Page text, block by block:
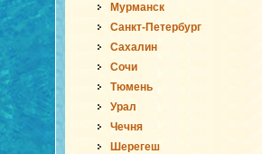
Мурманск
Санкт-Петербург
Сахалин
Сочи
Тюмень
Урал
Чечня
Шерегеш